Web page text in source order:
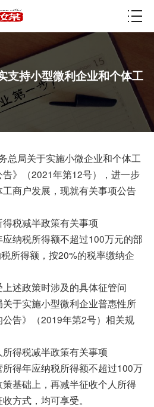
支持小型微利企业和个体工
总局关于实施小微企业和个体工
》（2021年第12号），进一步
商户发展，现就有关事项公告
税减半政策有关事项
应纳税所得额不超过100万元的部
所得额，按20%的税率缴纳企
上述政策时涉及的具体征管问
于实施小型微利企业普惠性所
告》（2019年第2号）相关规
得税减半政策有关事项
所得年应纳税所得额不超过100万
基础上，再减半征收个人所得
方式，均可享受。